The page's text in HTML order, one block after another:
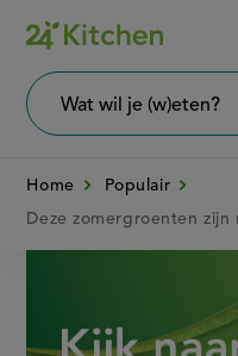
Overslaan
en
naar
wil
Home
Populair
Deze zomergroenten zijn